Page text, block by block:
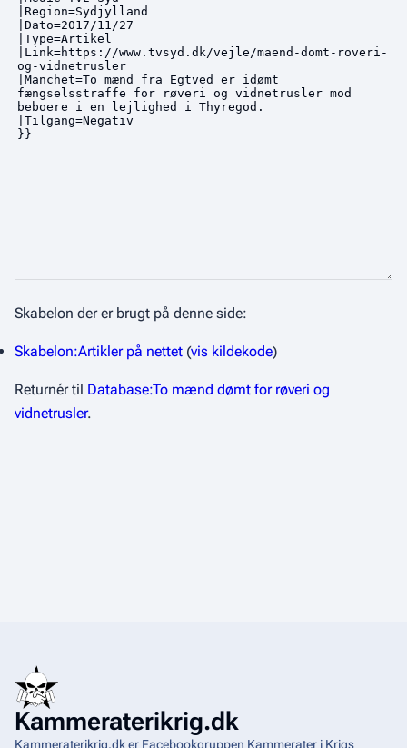
Skabelon der er brugt på denne side:
Skabelon:Artikler på nettet (vis kildekode)
Returnér til Database:To mænd dømt for røveri og
vidnetrusler.
Kammeraterikrig.dk
Kammeraterikrig.dk er Facebookgruppen Kammerater i Krigs